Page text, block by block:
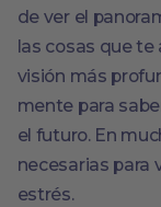
de ver el
las cosas que
visión más
mente para
el futuro. En
necesarias para
estrés.